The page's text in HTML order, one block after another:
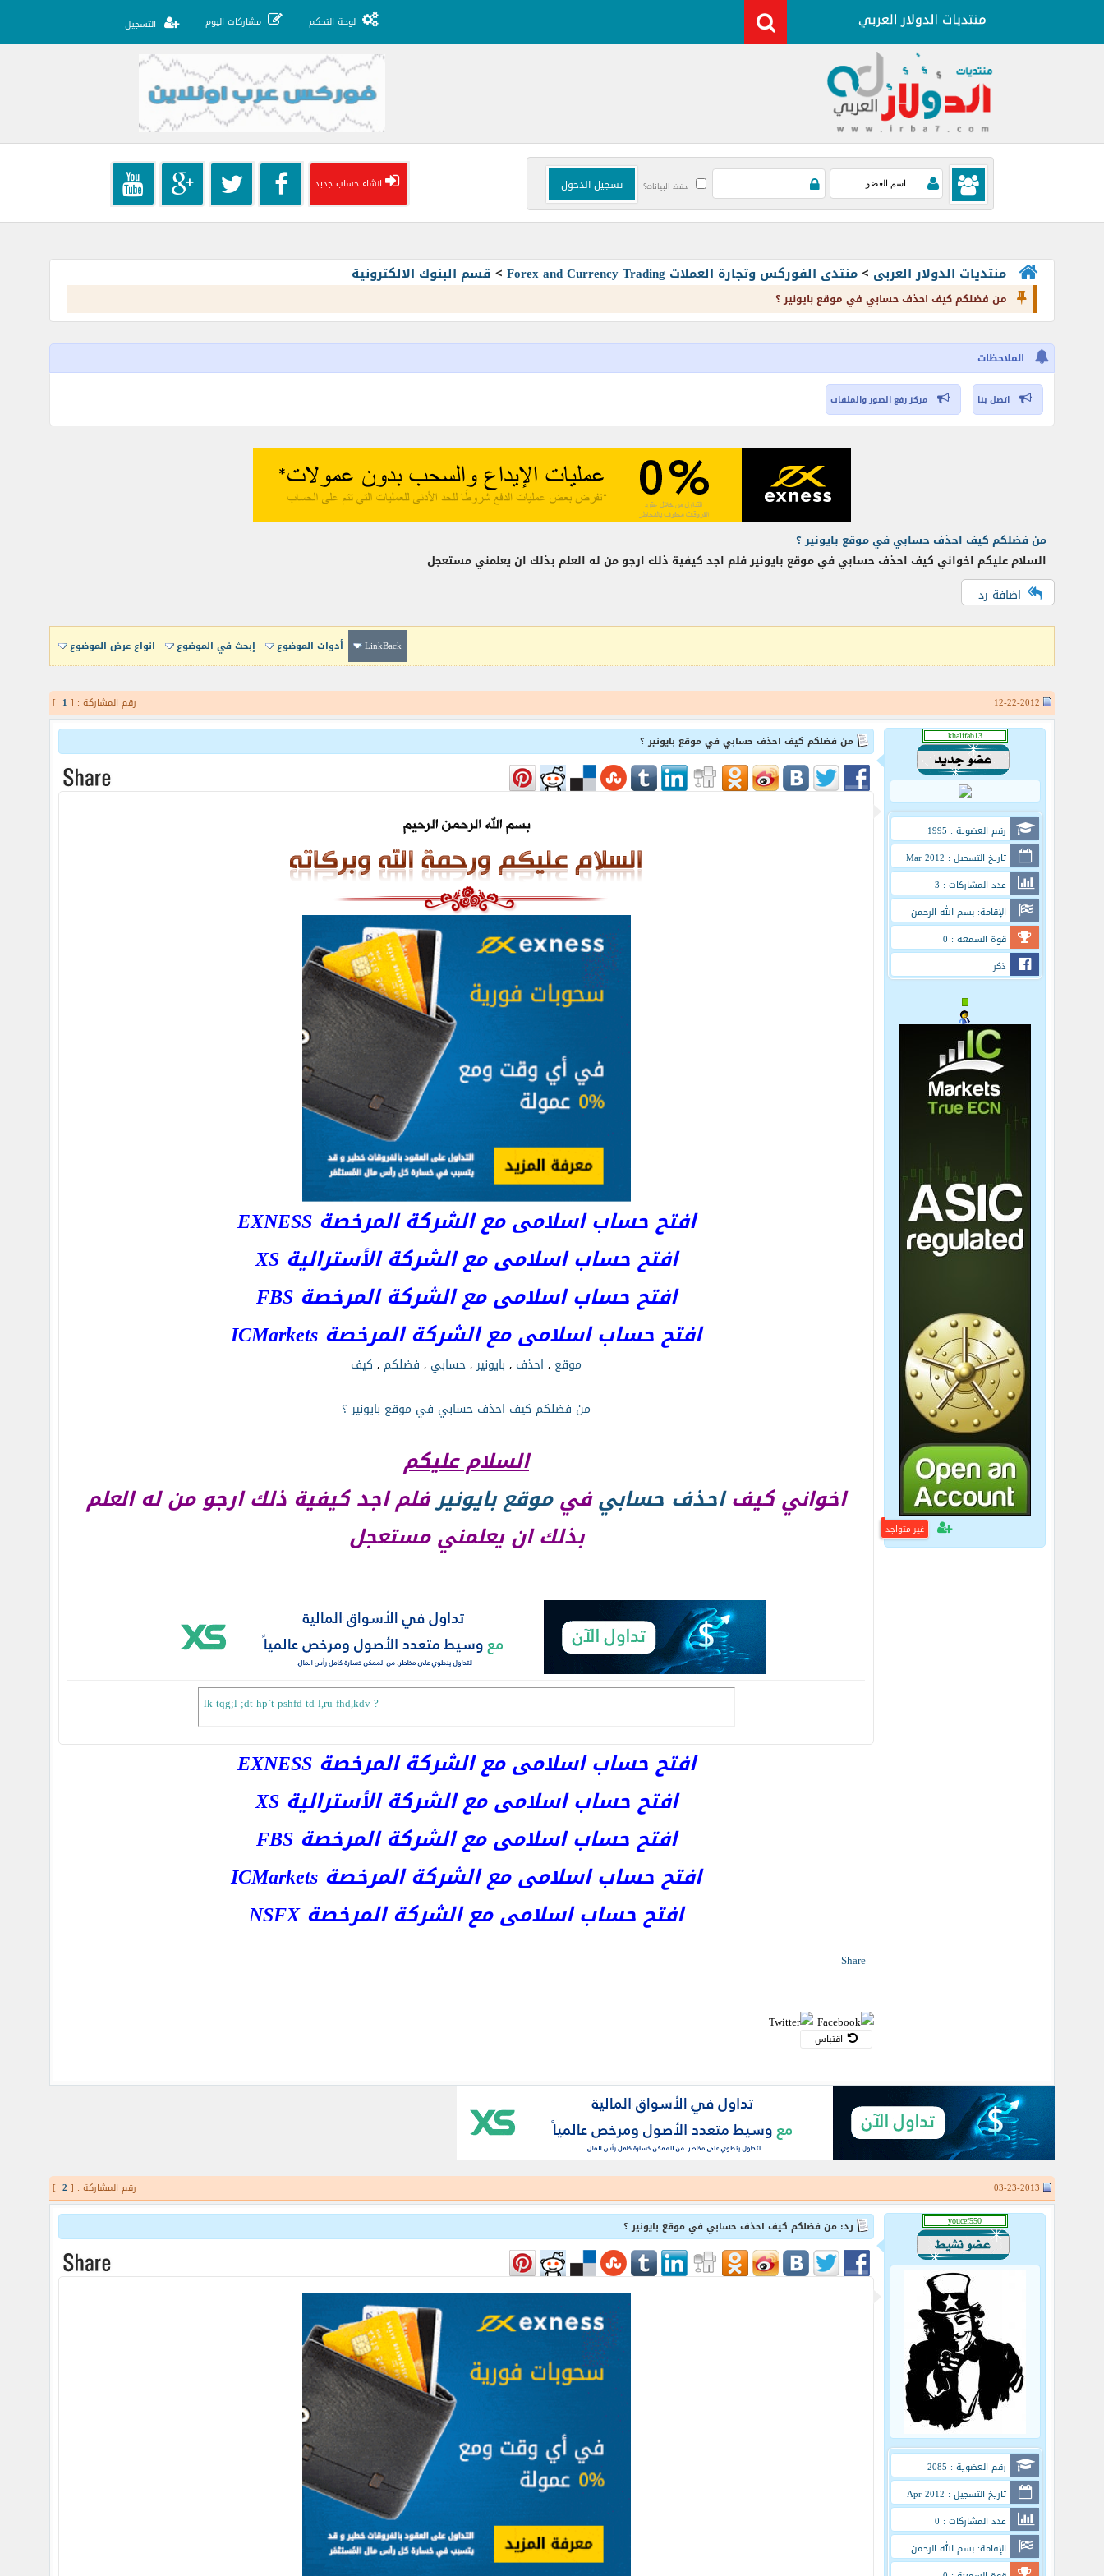
لوحة التحكم مشاركات اليوم التسجيل
حفظ البيانات؟ انشاء حساب جديد
منتديات الدولار العربى >منتدى الفوركس وتجارة العملات Forex and Currency Trading > قسم البنوك الالكترونية
من فضلكم كيف احذف حسابي في موقع بايونير ؟
الملاحظات
اتصل بنا مركز رفع الصور والملفات
من فضلكم كيف احذف حسابي في موقع بايونير ؟
السلام عليكم اخواني كيف احذف حسابي في موقع بايونير فلم اجد كيفية ذلك ارجو من له العلم بذلك ان يعلمني مستعجل
اضافة رد
LinkBack أدوات الموضوع إبحث في الموضوع انواع عرض الموضوع
رقم المشاركة : [ 1
]
رقم العضوية : 1995
تاريخ التسجيل : Mar 2012
عدد المشاركات : 3
الإقامة: بسم الله الرحمن
الرحيم
قوة السمعة : 0
ذكر
غير متواجد
من فضلكم كيف احذف حسابي في موقع بايونير ؟
افتح حساب اسلامى مع الشركة المرخصة EXNESS
افتح حساب اسلامى مع الشركة الأسترالية XS
افتح حساب اسلامى مع الشركة المرخصة FBS
افتح حساب اسلامى مع الشركة المرخصة ICMarkets
موقع , احذف , بايونير,حسابي , فضلكم , كيف
من فضلكم كيف احذف حسابي في موقع بايونير ؟
السلام عليكم
اخواني كيفاحذف حسابيفيموقعبايونيرفلم اجد كيفية ذلك ارجو من له العلم
بذلك ان يعلمني مستعجل
lk tqg;l ;dt hp`t pshfd td l,ru fhd,kdv ?
افتح حساب اسلامى مع الشركة المرخصة EXNESS
افتح حساب اسلامى مع الشركة الأسترالية XS
افتح حساب اسلامى مع الشركة المرخصة FBS
افتح حساب اسلامى مع الشركة المرخصة ICMarkets
افتح حساب اسلامى مع الشركة المرخصة NSFX
Share
اقتباس
رقم المشاركة : [ 2
]
رقم العضوية : 2085
تاريخ التسجيل : Apr 2012
عدد المشاركات : 0
الإقامة: بسم الله الرحمن
الرحيم
رد: من فضلكم كيف احذف حسابي في موقع بايونير ؟